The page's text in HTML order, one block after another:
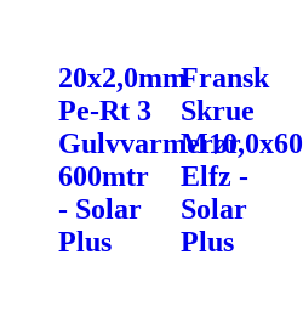
20x2,0mm
Pe-Rt 3
Gulvvarmerør
600mtr
- Solar
Plus
Fransk
Skrue
M10,0x60
Elfz -
Solar
Plus